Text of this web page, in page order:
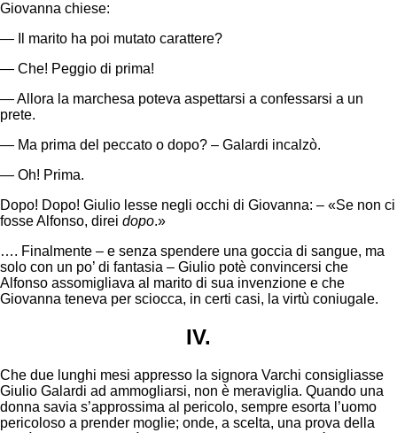
Giovanna chiese:
— Il marito ha poi mutato carattere?
— Che! Peggio di prima!
— Allora la marchesa poteva aspettarsi a confessarsi a un
prete.
— Ma prima del peccato o dopo? – Galardi incalzò.
— Oh! Prima.
Dopo! Dopo! Giulio lesse negli occhi di Giovanna: – «Se non ci
fosse Alfonso, direi dopo.»
…. Finalmente – e senza spendere una goccia di sangue, ma
solo con un po’ di fantasia – Giulio potè convincersi che
Alfonso assomigliava al marito di sua invenzione e che
Giovanna teneva per sciocca, in certi casi, la virtù coniugale.
IV.
Che due lunghi mesi appresso la signora Varchi consigliasse
Giulio Galardi ad ammogliarsi, non è meraviglia. Quando una
donna savia s’approssima al pericolo, sempre esorta l’uomo
pericoloso a prender moglie; onde, a scelta, una prova della